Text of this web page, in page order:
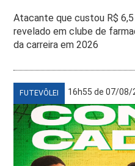
Atacante que custou R$
revelado em clube de
da carreira em 2026
FUTEVÔLEI 16h55 de 07/08/